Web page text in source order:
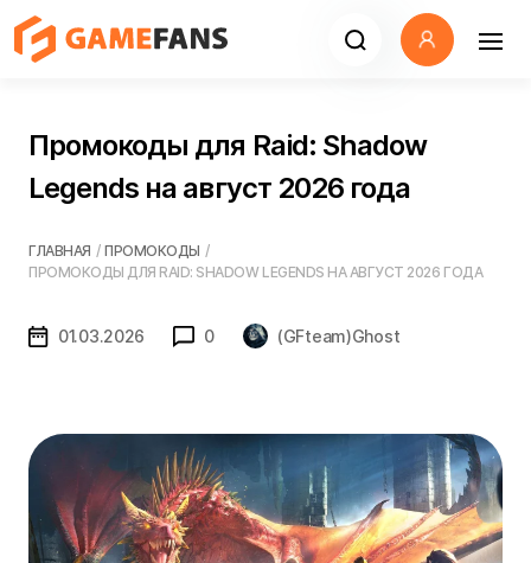
Промокоды для Raid: Shadow
Legends на август 2026 года
ГЛАВНАЯ / ПРОМОКОДЫ /
ПРОМОКОДЫ ДЛЯ RAID: SHADOW LEGENDS НА АВГУСТ 2026 ГОДА
01.03.2026 0 (GFteam)Ghost